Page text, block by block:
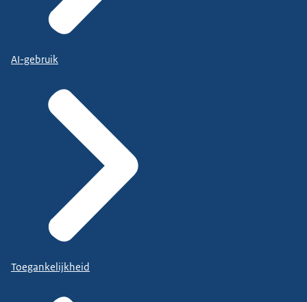
AI-gebruik
Toegankelijkheid